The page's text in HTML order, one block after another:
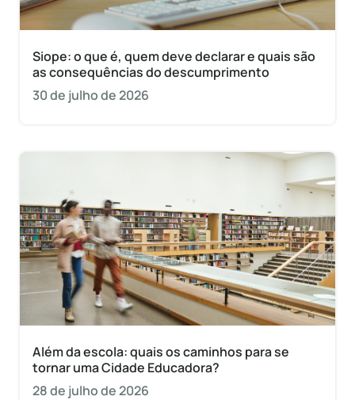
Siope: o que é, quem deve declarar e quais são
as consequências do descumprimento
30 de julho de 2026
Além da escola: quais os caminhos para se
tornar uma Cidade Educadora?
28 de julho de 2026